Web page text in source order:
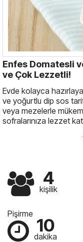
Enfes Domatesli
ve Çok Lezzetli!
Evde kolayca
ve yoğurtlu dip sos
veya mezelerle
sofralarınıza lezzet
4
kişilik
Pişirme
10
dakika